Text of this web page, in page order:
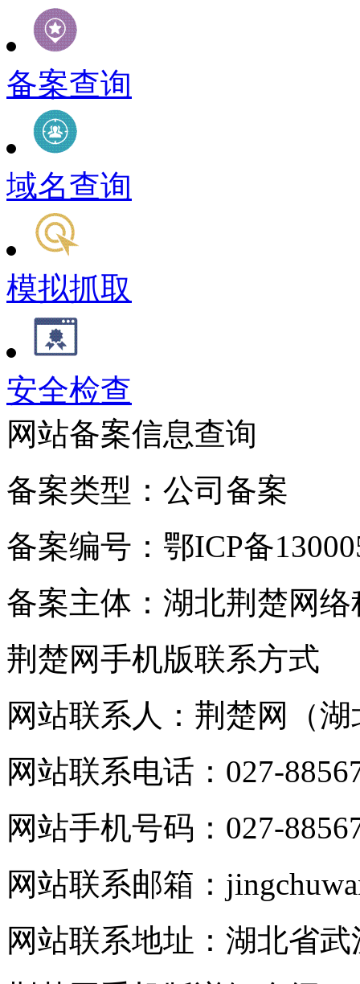
备案查询
域名查询
模拟抓取
安全检查
网站备案信息查询
备案类型：公司备案
备案编号：鄂ICP备
备案主体：湖北荆楚网
荆楚网手机版联系方式
网站联系人：荆楚网（
网站联系电话：027-
网站手机号码：027-
网站联系邮箱：
网站联系地址：湖北省